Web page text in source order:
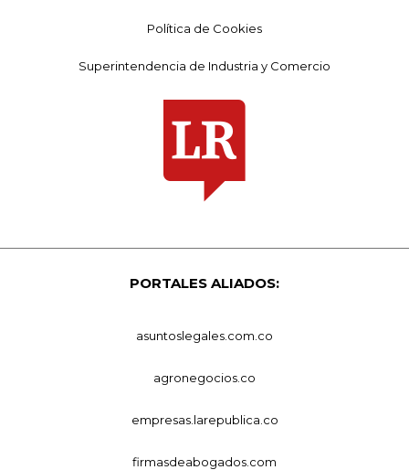
Política de Cookies
Superintendencia de Industria y Comercio
PORTALES ALIADOS:
asuntoslegales.com.co
agronegocios.co
empresas.larepublica.co
firmasdeabogados.com